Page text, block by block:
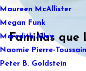
Maureen McAllister
Megan Funk
Meredith Alley
Naomie Pierre-
Peter B. Goldstein
Familias que